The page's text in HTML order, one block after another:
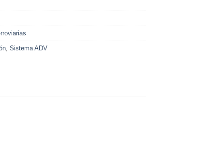
Sistema ADV